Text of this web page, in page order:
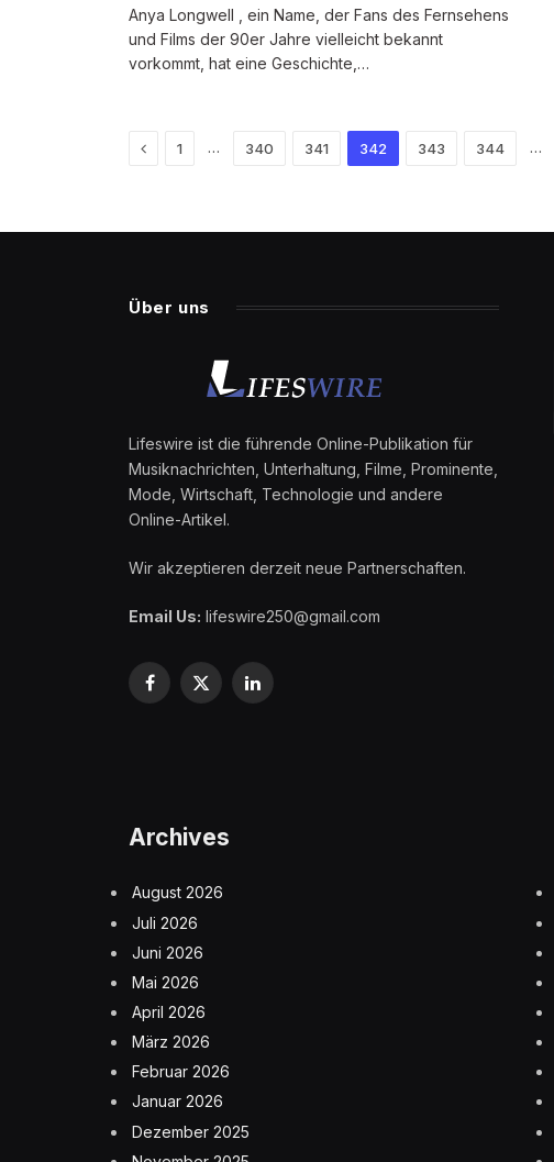
Anya Longwell , ein Name, der Fans des Fernsehens
und Films der 90er Jahre vielleicht bekannt
vorkommt, hat eine Geschichte,…
Previous
1 … 340 341 342 343 344 …
Über uns
Lifeswire ist die führende Online-Publikation für
Musiknachrichten, Unterhaltung, Filme, Prominente,
Mode, Wirtschaft, Technologie und andere
Online-Artikel.
Wir akzeptieren derzeit neue Partnerschaften.
Email Us: lifeswire250@gmail.com
Facebook
X
LinkedIn
Archives
August 2026
Juli 2026
Juni 2026
Mai 2026
April 2026
März 2026
Februar 2026
Januar 2026
Dezember 2025